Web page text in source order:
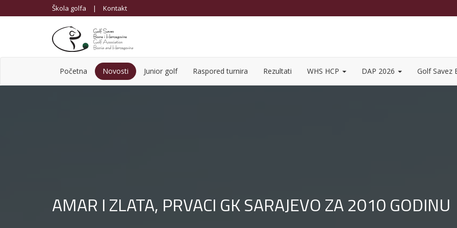
Škola golfa | Kontakt
Početna Novosti Junior golf Raspored turnira Rezultati WHS HCP DAP 2026 Golf Savez
AMAR I ZLATA, PRVACI GK SARAJEVO ZA 2010 GODINU